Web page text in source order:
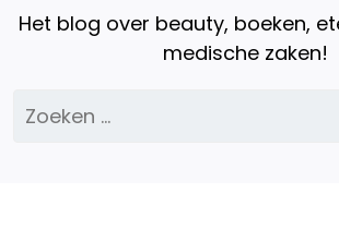
Het blog over beauty, boeken,
medische zaken!
Zoeken
naar: